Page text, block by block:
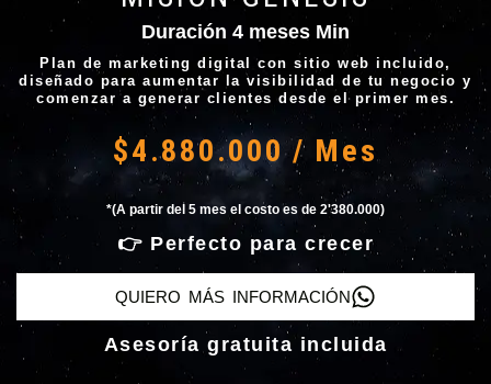
Duración 4 meses Min
Plan de marketing digital con sitio web incluido,
diseñado para aumentar la visibilidad de tu negocio y
comenzar a generar clientes desde el primer mes.
$4.880.000 / Mes
*(A partir del 5 mes el costo es de 2'380.000)
👉 Perfecto para crecer
QUIERO MÁS INFORMACIÓN
Asesoría gratuita incluida